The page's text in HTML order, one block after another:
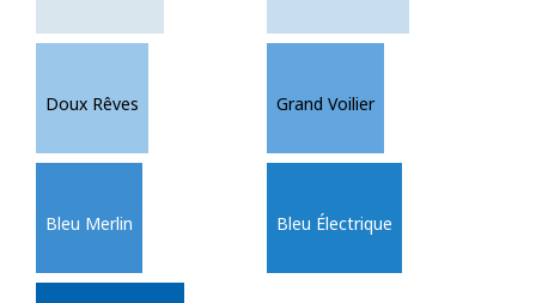
Doux Rêves Grand Voilier
Bleu Merlin Bleu Électrique